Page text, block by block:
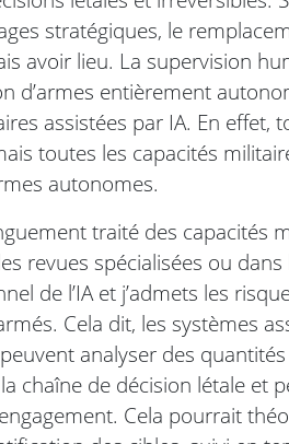
stratégiques, le
avoir lieu. La supervision
d’armes entièrement
assistées par IA. En effet,
toutes les capacités
autonomes.
traité des capacités
revues spécialisées ou
de l’IA et j’admets les
Cela dit, les systèmes
analyser des
chaîne de décision létale et
Cela pourrait